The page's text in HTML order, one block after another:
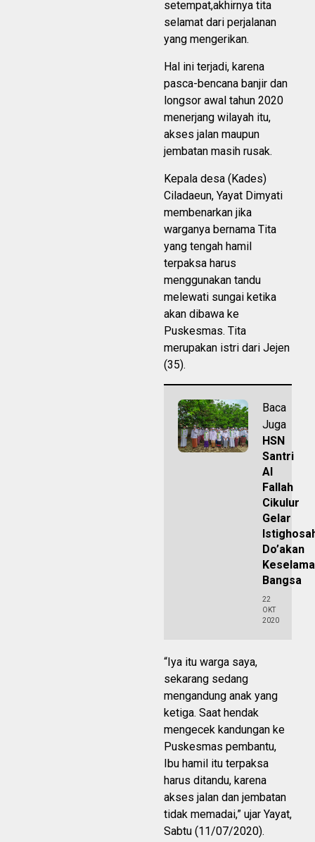
setempat,akhirnya tita
selamat dari perjalanan
yang mengerikan.
Hal ini terjadi, karena
pasca-bencana banjir dan
longsor awal tahun 2020
menerjang wilayah itu,
akses jalan maupun
jembatan masih rusak.
Kepala desa (Kades)
Ciladaeun, Yayat Dimyati
membenarkan jika
warganya bernama Tita
yang tengah hamil
terpaksa harus
menggunakan tandu
melewati sungai ketika
akan dibawa ke
Puskesmas. Tita
merupakan istri dari Jejen
(35).
Baca
Juga
HSN
Santri
Al
Fallah
Cikulur
Gelar
Do’akan
Bangsa
22
OKT
2020
“Iya itu warga saya,
sekarang sedang
mengandung anak yang
ketiga. Saat hendak
mengecek kandungan ke
Puskesmas pembantu,
Ibu hamil itu terpaksa
harus ditandu, karena
akses jalan dan jembatan
tidak memadai,” ujar Yayat,
Sabtu (11/07/2020).